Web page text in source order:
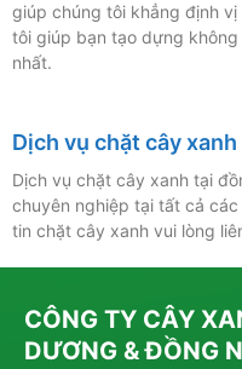
giúp chúng tôi khẳng định
tôi giúp bạn tạo dựng
nhất.
Dịch vụ chặt cây xanh
Dịch vụ chặt cây xanh tại
chuyên nghiệp tại tất cả
tin chặt cây xanh vui lòng
CÔNG TY CÂY
DƯƠNG & ĐỒNG